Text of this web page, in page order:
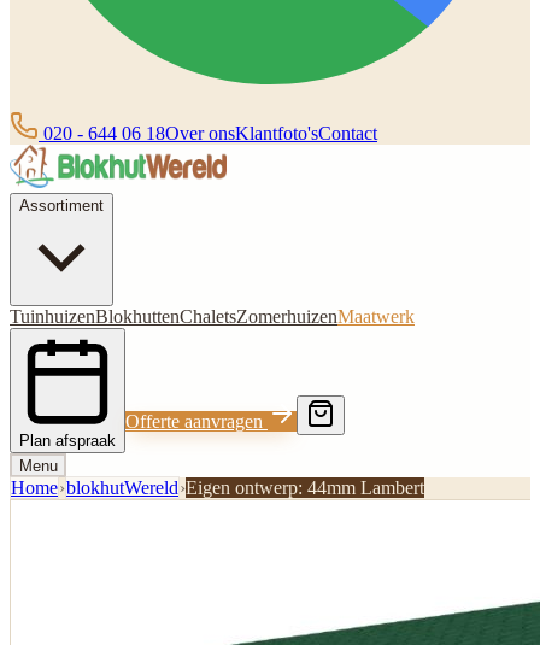
020 - 644 06 18Over onsKlantfoto'sContact
Assortiment
TuinhuizenBlokhuttenChaletsZomerhuizenMaatwerk
Plan afspraak
Offerte aanvragen
Menu
Home›blokhutWereld›Eigen ontwerp: 44mm Lambert